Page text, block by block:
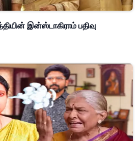
இன்ஸ்டாகிராம் பதிவு